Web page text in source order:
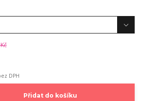
DPH
Přidat do košíku